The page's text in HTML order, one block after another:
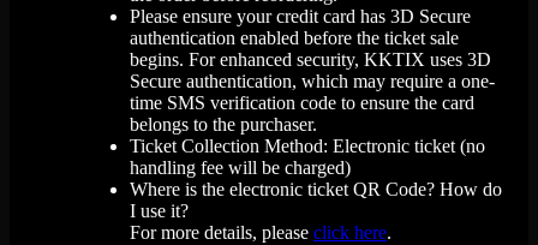
Please ensure your credit card has 3D Secure
authentication enabled before the ticket sale
begins. For enhanced security, KKTIX uses 3D
Secure authentication, which may require a one-
time SMS verification code to ensure the card
belongs to the purchaser.
Ticket Collection Method: Electronic ticket (no
handling fee will be charged)
Where is the electronic ticket QR Code? How do
I use it?
For more details, please click here.